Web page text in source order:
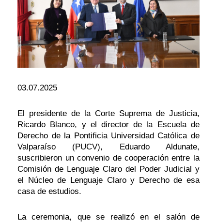
03.07.2025
El presidente de la Corte Suprema de Justicia,
Ricardo Blanco, y el director de la Escuela de
Derecho de la Pontificia Universidad Católica de
Valparaíso (PUCV), Eduardo Aldunate,
suscribieron un convenio de cooperación entre la
Comisión de Lenguaje Claro del Poder Judicial y
el Núcleo de Lenguaje Claro y Derecho de esa
casa de estudios.
La ceremonia, que se realizó en el salón de